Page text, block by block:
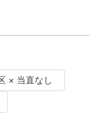
× 当直なし